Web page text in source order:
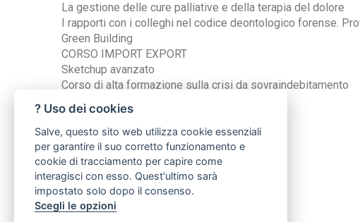
La gestione delle cure palliative e della terapia del dolore
I rapporti con i colleghi nel codice deontologico forense.
Green Building
CORSO IMPORT EXPORT
Sketchup avanzato
Corso di alta formazione sulla crisi da sovraindebitamento
? Uso dei cookies
Salve, questo sito web utilizza cookie essenziali
per garantire il suo corretto funzionamento e
cookie di tracciamento per capire come
interagisci con esso. Quest'ultimo sarà
impostato solo dopo il consenso.
Scegli le opzioni